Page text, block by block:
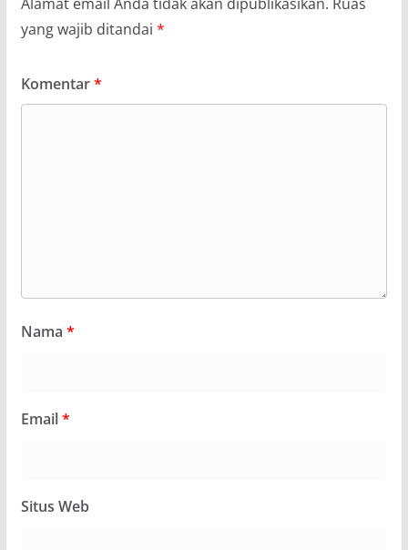
yang wajib ditandai *
Komentar*
Nama *
Email*
Situs Web